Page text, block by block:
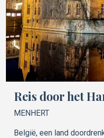
Reis door het
MENHERT
België, een land